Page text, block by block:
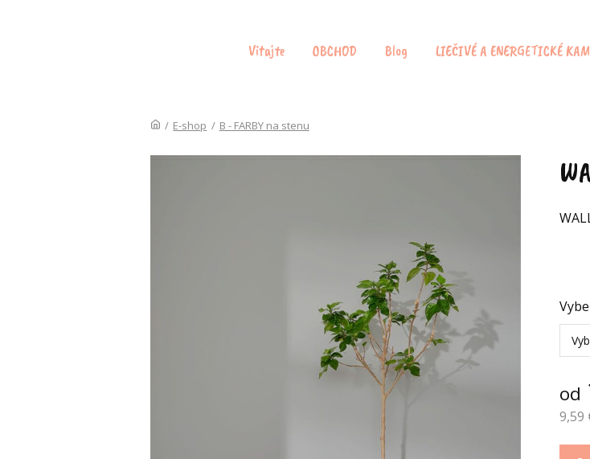
Vitajte OBCHOD Blog LIEČIVÉ A ENERGETICKÉ
/ E-shop / B - FARBY na stenu
od
9,59